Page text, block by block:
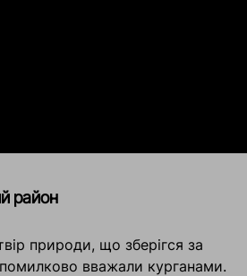
район
природи, що зберігся за
помилково вважали курганами.